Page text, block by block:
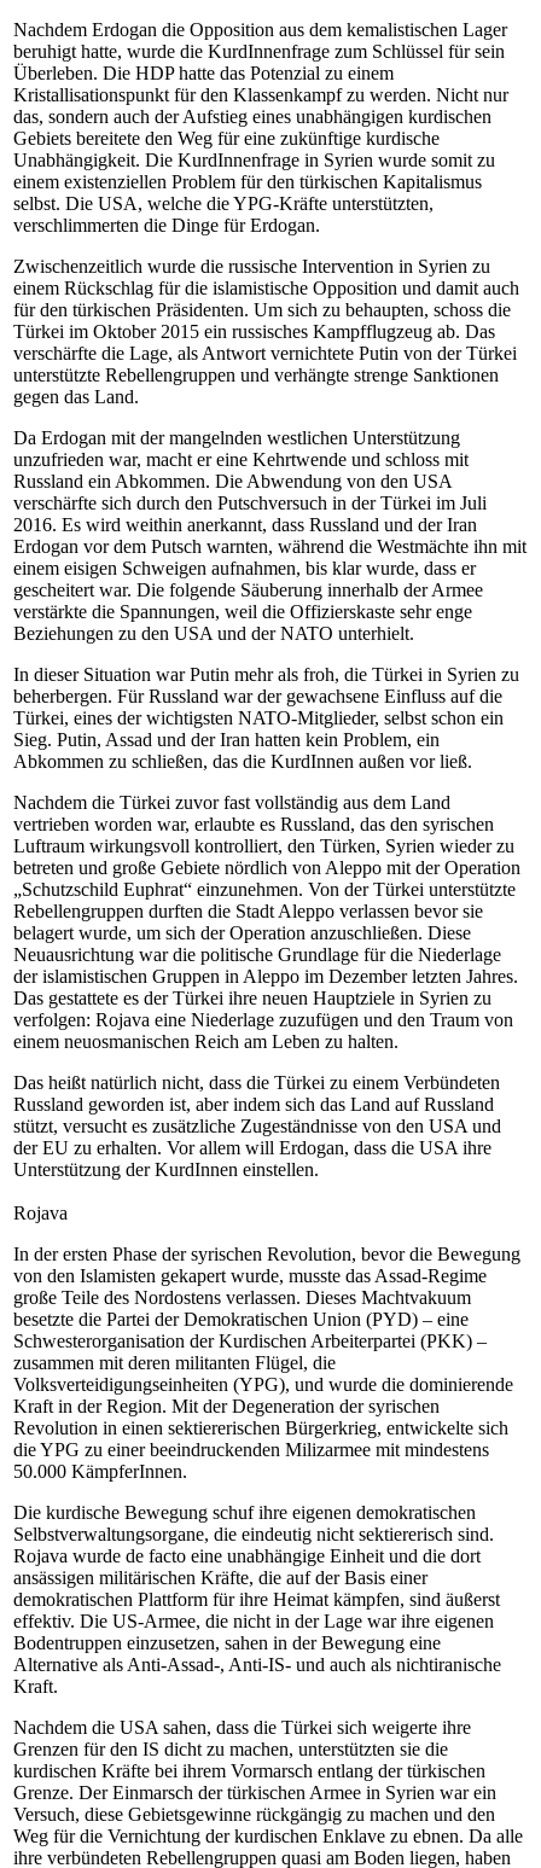
Nachdem Erdogan die Opposition aus dem kemalistischen Lager
beruhigt hatte, wurde die KurdInnenfrage zum Schlüssel für sein
Überleben. Die HDP hatte das Potenzial zu einem
Kristallisationspunkt für den Klassenkampf zu werden. Nicht nur
das, sondern auch der Aufstieg eines unabhängigen kurdischen
Gebiets bereitete den Weg für eine zukünftige kurdische
Unabhängigkeit. Die KurdInnenfrage in Syrien wurde somit zu
einem existenziellen Problem für den türkischen Kapitalismus
selbst. Die USA, welche die YPG-Kräfte unterstützten,
verschlimmerten die Dinge für Erdogan.
Zwischenzeitlich wurde die russische Intervention in Syrien zu
einem Rückschlag für die islamistische Opposition und damit auch
für den türkischen Präsidenten. Um sich zu behaupten, schoss die
Türkei im Oktober 2015 ein russisches Kampfflugzeug ab. Das
verschärfte die Lage, als Antwort vernichtete Putin von der Türkei
unterstützte Rebellengruppen und verhängte strenge Sanktionen
gegen das Land.
Da Erdogan mit der mangelnden westlichen Unterstützung
unzufrieden war, macht er eine Kehrtwende und schloss mit
Russland ein Abkommen. Die Abwendung von den USA
verschärfte sich durch den Putschversuch in der Türkei im Juli
2016. Es wird weithin anerkannt, dass Russland und der Iran
Erdogan vor dem Putsch warnten, während die Westmächte ihn mit
einem eisigen Schweigen aufnahmen, bis klar wurde, dass er
gescheitert war. Die folgende Säuberung innerhalb der Armee
verstärkte die Spannungen, weil die Offizierskaste sehr enge
Beziehungen zu den USA und der NATO unterhielt.
In dieser Situation war Putin mehr als froh, die Türkei in Syrien zu
beherbergen. Für Russland war der gewachsene Einfluss auf die
Türkei, eines der wichtigsten NATO-Mitglieder, selbst schon ein
Sieg. Putin, Assad und der Iran hatten kein Problem, ein
Abkommen zu schließen, das die KurdInnen außen vor ließ.
Nachdem die Türkei zuvor fast vollständig aus dem Land
vertrieben worden war, erlaubte es Russland, das den syrischen
Luftraum wirkungsvoll kontrolliert, den Türken, Syrien wieder zu
betreten und große Gebiete nördlich von Aleppo mit der Operation
„Schutzschild Euphrat“ einzunehmen. Von der Türkei unterstützte
Rebellengruppen durften die Stadt Aleppo verlassen bevor sie
belagert wurde, um sich der Operation anzuschließen. Diese
Neuausrichtung war die politische Grundlage für die Niederlage
der islamistischen Gruppen in Aleppo im Dezember letzten Jahres.
Das gestattete es der Türkei ihre neuen Hauptziele in Syrien zu
verfolgen: Rojava eine Niederlage zuzufügen und den Traum von
einem neuosmanischen Reich am Leben zu halten.
Das heißt natürlich nicht, dass die Türkei zu einem Verbündeten
Russland geworden ist, aber indem sich das Land auf Russland
stützt, versucht es zusätzliche Zugeständnisse von den USA und
der EU zu erhalten. Vor allem will Erdogan, dass die USA ihre
Unterstützung der KurdInnen einstellen.
Rojava
In der ersten Phase der syrischen Revolution, bevor die Bewegung
von den Islamisten gekapert wurde, musste das Assad-Regime
große Teile des Nordostens verlassen. Dieses Machtvakuum
besetzte die Partei der Demokratischen Union (PYD) – eine
Schwesterorganisation der Kurdischen Arbeiterpartei (PKK) –
zusammen mit deren militanten Flügel, die
Volksverteidigungseinheiten (YPG), und wurde die dominierende
Kraft in der Region. Mit der Degeneration der syrischen
Revolution in einen sektiererischen Bürgerkrieg, entwickelte sich
die YPG zu einer beeindruckenden Milizarmee mit mindestens
50.000 KämpferInnen.
Die kurdische Bewegung schuf ihre eigenen demokratischen
Selbstverwaltungsorgane, die eindeutig nicht sektiererisch sind.
Rojava wurde de facto eine unabhängige Einheit und die dort
ansässigen militärischen Kräfte, die auf der Basis einer
demokratischen Plattform für ihre Heimat kämpfen, sind äußerst
effektiv. Die US-Armee, die nicht in der Lage war ihre eigenen
Bodentruppen einzusetzen, sahen in der Bewegung eine
Alternative als Anti-Assad-, Anti-IS- und auch als nichtiranische
Kraft.
Nachdem die USA sahen, dass die Türkei sich weigerte ihre
Grenzen für den IS dicht zu machen, unterstützten sie die
kurdischen Kräfte bei ihrem Vormarsch entlang der türkischen
Grenze. Der Einmarsch der türkischen Armee in Syrien war ein
Versuch, diese Gebietsgewinne rückgängig zu machen und den
Weg für die Vernichtung der kurdischen Enklave zu ebnen. Da alle
ihre verbündeten Rebellengruppen quasi am Boden liegen, haben